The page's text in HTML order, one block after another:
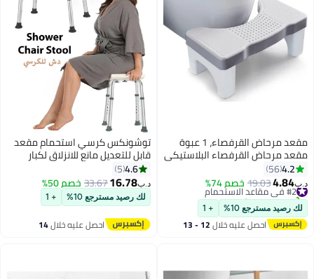
مقعد مرحاض القرفصاء، 1 عبوة
مقعد مرحاض القرفصاء البلاستيكي
المحمول القرفصاء غير قابل
للانزلاق، مقعد مرحاض القرفصاء
للحمام، 40 × 21 × 17 سم
4.2
56
د.ب‏4.84
19.03خصم 74% #2 في مقاعد الاستحمام
تم بيع +40 مؤخرًا
#2 في مقاعد الاستحمام
لك رصيد مسترجع 10% + 1
احصل عليه خلال 12 - 13
توشونكس كرسي استحمام مقعد
قابل للتعديل مانع للانزلاق لكبار
السن والمعاقين، خفيف الوزن
ومضاد للانزلاق، مقعد استحمام
طبي، مقعد حمام وحوض استحمام
آمن لكبار السن الحوامل المصابات
4.6
5
د.ب‏16.78
33.67خصم 50%
لك رصيد مسترجع 10% + 1
احصل عليه خلال14